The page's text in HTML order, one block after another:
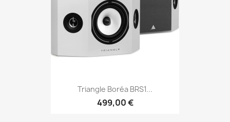
Triangle Boréa BRS1...
499,00 €